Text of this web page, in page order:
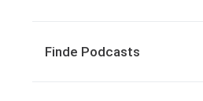
Finde Podcasts